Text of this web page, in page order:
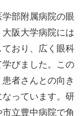
部附属病院の眼
阪大学病院には
おり、広く眼科
びました。この
者さんとの向き
っています。研
立豊中病院で角